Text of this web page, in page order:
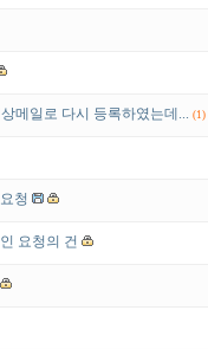
메일로 다시 등록하였는데... (1)
청
요청의 건